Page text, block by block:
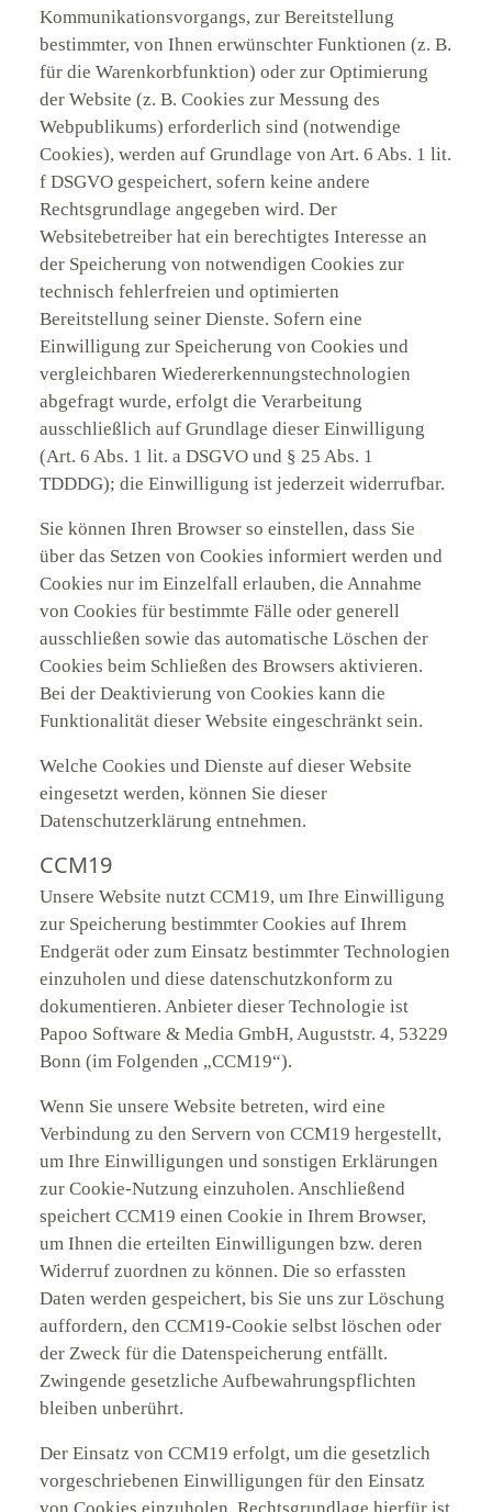
Kommunikationsvorgangs, zur Bereitstellung
bestimmter, von Ihnen erwünschter Funktionen (z. B.
für die Warenkorbfunktion) oder zur Optimierung
der Website (z. B. Cookies zur Messung des
Webpublikums) erforderlich sind (notwendige
Cookies), werden auf Grundlage von Art. 6 Abs. 1 lit.
f DSGVO gespeichert, sofern keine andere
Rechtsgrundlage angegeben wird. Der
Websitebetreiber hat ein berechtigtes Interesse an
der Speicherung von notwendigen Cookies zur
technisch fehlerfreien und optimierten
Bereitstellung seiner Dienste. Sofern eine
Einwilligung zur Speicherung von Cookies und
vergleichbaren Wiedererkennungstechnologien
abgefragt wurde, erfolgt die Verarbeitung
ausschließlich auf Grundlage dieser Einwilligung
(Art. 6 Abs. 1 lit. a DSGVO und § 25 Abs. 1
TDDDG); die Einwilligung ist jederzeit widerrufbar.
Sie können Ihren Browser so einstellen, dass Sie
über das Setzen von Cookies informiert werden und
Cookies nur im Einzelfall erlauben, die Annahme
von Cookies für bestimmte Fälle oder generell
ausschließen sowie das automatische Löschen der
Cookies beim Schließen des Browsers aktivieren.
Bei der Deaktivierung von Cookies kann die
Funktionalität dieser Website eingeschränkt sein.
Welche Cookies und Dienste auf dieser Website
eingesetzt werden, können Sie dieser
Datenschutzerklärung entnehmen.
CCM19
Unsere Website nutzt CCM19, um Ihre Einwilligung
zur Speicherung bestimmter Cookies auf Ihrem
Endgerät oder zum Einsatz bestimmter Technologien
einzuholen und diese datenschutzkonform zu
dokumentieren. Anbieter dieser Technologie ist
Papoo Software & Media GmbH, Auguststr. 4, 53229
Bonn (im Folgenden „CCM19“).
Wenn Sie unsere Website betreten, wird eine
Verbindung zu den Servern von CCM19 hergestellt,
um Ihre Einwilligungen und sonstigen Erklärungen
zur Cookie-Nutzung einzuholen. Anschließend
speichert CCM19 einen Cookie in Ihrem Browser,
um Ihnen die erteilten Einwilligungen bzw. deren
Widerruf zuordnen zu können. Die so erfassten
Daten werden gespeichert, bis Sie uns zur Löschung
auffordern, den CCM19-Cookie selbst löschen oder
der Zweck für die Datenspeicherung entfällt.
Zwingende gesetzliche Aufbewahrungspflichten
bleiben unberührt.
Der Einsatz von CCM19 erfolgt, um die gesetzlich
vorgeschriebenen Einwilligungen für den Einsatz